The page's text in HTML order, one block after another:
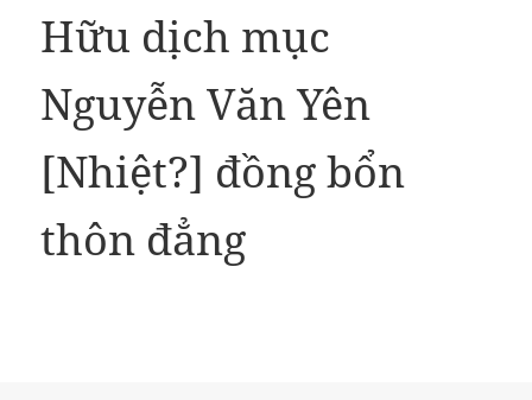
Hữu dịch mục
Nguyễn Văn Yên
[Nhiệt?] đồng bổn
thôn đẳng